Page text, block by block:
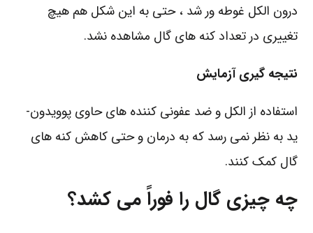
درون الکل غوطه ور شد ، حتی به این شکل هم هیچ
تغییری در تعداد کنه های گال مشاهده نشد.
نتیجه گیری آزمایش
استفاده از الکل و ضد عفونی کننده های حاوی پوویدون-
ید به نظر نمی رسد که به درمان و حتی کاهش کنه های
گال کمک کنند.
چه چیزی گال را فوراً می کشد؟